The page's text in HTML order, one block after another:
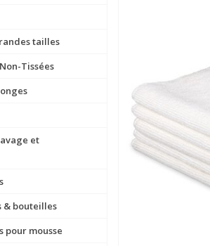
tailles
Tissées
et
& bouteilles
pour mousse